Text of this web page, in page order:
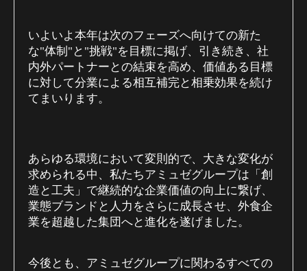
いよいよ本年は次のフェーズへ向けての新た
な"体制" と "挑戦"を目標に掲げ、引き続き、社
内外パートナーとの結束を高め、価値ある目標
に対して分業による相互補完と相乗効果を続け
てまいります。
あらゆる環境において変則的で、大きな変化が
求められる中、私たちアミュゼグループは「創
造と工夫」で継続的な企業価値の向上に繋げ、
業態ブランドと人力をさらに成長させ、外食企
業を超越した集団へと進化を遂げました。
今後とも、アミュゼグループに関わるすべての